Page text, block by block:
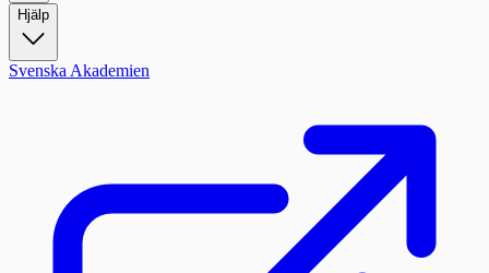
Hjälp
Svenska Akademien